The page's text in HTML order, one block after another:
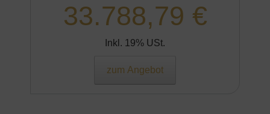
33.788,79 €
Inkl. 19% USt.
zum Angebot